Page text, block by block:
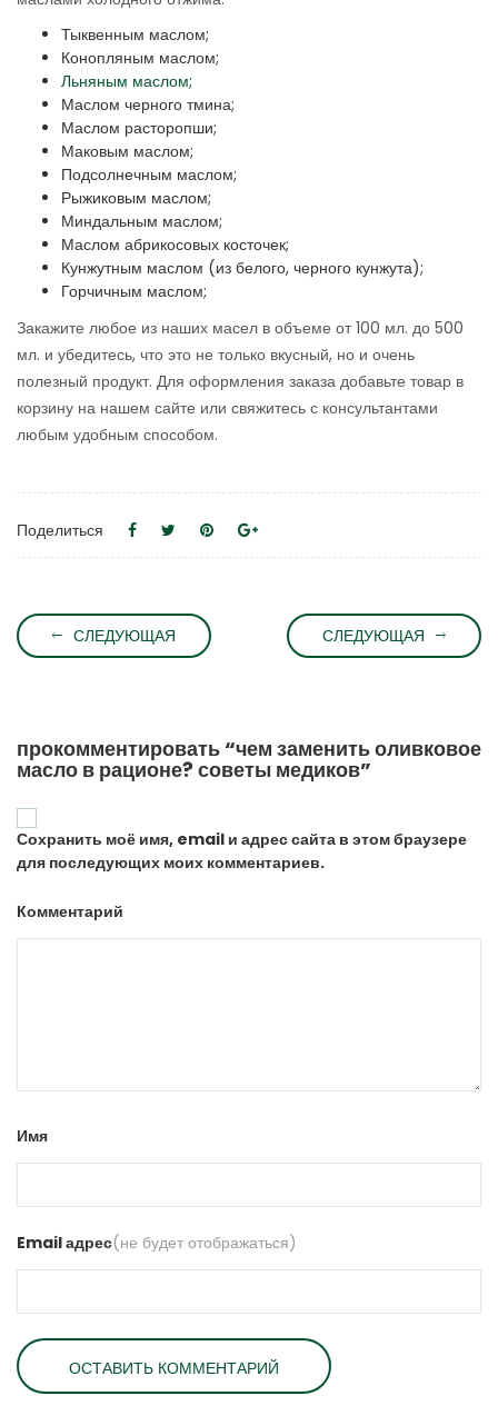
Тыквенным маслом;
Конопляным маслом;
Льняным маслом;
Маслом черного тмина;
Маслом расторопши;
Маковым маслом;
Подсолнечным маслом;
Рыжиковым маслом;
Миндальным маслом;
Маслом абрикосовых косточек;
Кунжутным маслом (из белого, черного кунжута);
Горчичным маслом;
Закажите любое из наших масел в объеме от 100 мл. до 500
мл. и убедитесь, что это не только вкусный, но и очень
полезный продукт. Для оформления заказа добавьте товар в
корзину на нашем сайте или свяжитесь с консультантами
любым удобным способом.
Поделиться
СЛЕДУЮЩАЯ СЛЕДУЮЩАЯ
прокомментировать “чем заменить оливковое
масло в рационе? советы медиков”
Сохранить моё имя, email и адрес сайта в этом браузере
для последующих моих комментариев.
Комментарий
Имя
Email адрес(не будет отображаться)